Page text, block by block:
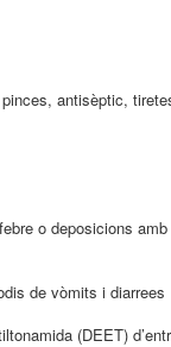
antisèptic,
o deposicions
de vòmits i diarrees
(DEET)